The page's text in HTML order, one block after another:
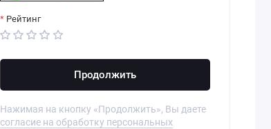
Рейтинг
Продолжить
Нажимая на кнопку «Продолжить», Вы даете
согласие на обработку персональных